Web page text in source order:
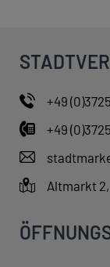
+49
+49
Altmarkt